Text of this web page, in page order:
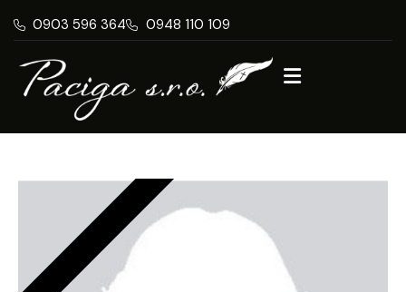
0903 596 364 0948 110 109